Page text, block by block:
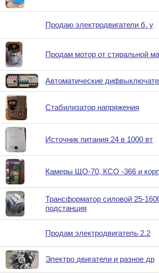
Продаю электродвигатели б. у
Продам мотор от стиральной
Автоматические
Стабилизатор напряжения
Источник питания 24 в 1000 вт
Камеры ЩО-70, КСО -366 и
Трансформатор силовой 25-
подстанция
Продам электродвигатель 2.2
Электро двигатели и разное др